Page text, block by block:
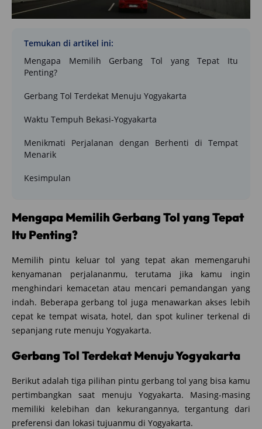
Temukan di artikel ini:
Mengapa Memilih Gerbang Tol yang Tepat Itu
Penting?
Gerbang Tol Terdekat Menuju Yogyakarta
Waktu Tempuh Bekasi-Yogyakarta
Menikmati Perjalanan dengan Berhenti di Tempat
Menarik
Kesimpulan
Mengapa Memilih Gerbang Tol yang Tepat
Itu Penting?
Memilih pintu keluar tol yang tepat akan memengaruhi
kenyamanan perjalananmu, terutama jika kamu ingin
menghindari kemacetan atau mencari pemandangan yang
indah. Beberapa gerbang tol juga menawarkan akses lebih
cepat ke tempat wisata, hotel, dan spot kuliner terkenal di
sepanjang rute menuju Yogyakarta.
Gerbang Tol Terdekat Menuju Yogyakarta
Berikut adalah tiga pilihan pintu gerbang tol yang bisa kamu
pertimbangkan saat menuju Yogyakarta. Masing-masing
memiliki kelebihan dan kekurangannya, tergantung dari
preferensi dan lokasi tujuanmu di Yogyakarta.